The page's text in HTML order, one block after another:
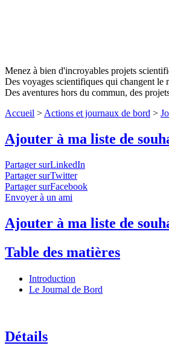
Menez à bien d'incroyables projets
Des voyages scientifiques qui changent le
Des aventures hors du commun, des
Accueil > Actions et journaux de bord >
Ajouter à ma liste de
Partager surLinkedIn
Partager surTwitter
Partager surFacebook
Envoyer à un ami
Ajouter à ma liste de
Table des matières
Introduction
Le Journal de Bord
Détails